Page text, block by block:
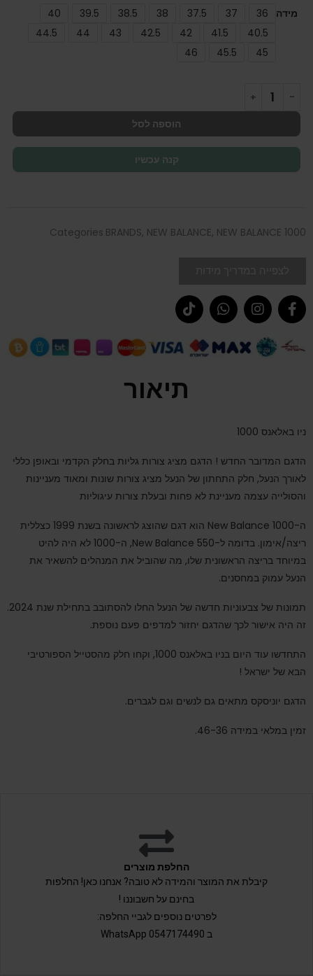
מידה 36
37
37.5
38
38.5
39.5
40
40.5
41.5
42
42.5
43
44
44.5
45
45.5
46
הוספה לסל
קנה עכשיו
Categories BRANDS, NEW BALANCE, NEW BALANCE 1000
תיאור
ניו באלאנס 1000
הדגם המדובר החדש ! הדגם מציג צורות גליות בחלק הקדמי ובאופן כללי
לאורך הנעל, חלק התחתון של הנעל מציג צורות שונות ומאוד מעניינות
והסולייה עצמה מעניינת לא פחות ובעלת צורות עיגוליות
ה-New Balance 1000 הוא דגם שהוצג לראשונה בשנת 1999 כצללית
ריצה/אימון. בדומה ל-New Balance 550, ה-1000 לא היה להיט
במיוחד בריצה הראשונית שלו, מה שהוביל את המנהלים להשאיר את
הנעל עמוק במחסנים.
תמונות של צבעוניות חדשה של הנעל החלו להסתובב בתחילת שנת 2024.
זה היה אישור לכך שהדגם יחזור למדפים פעם נוספת.
התחדשו עוד היום בניו באלאנס 1000, וקחו חלק מהסטייל הספורטיבי
הבא של ישראל !
הדגם יוניסקס מתאים גם לנשים וגם לגברים.
זמין במלאי במידה 46-36.
החלפת מוצרים
קיבלת את המוצר והמידה לא טובה? אנחנו כאן! החלפות
בחינם על חשבוננו !
לפרטים נוספים לגביי החלפה:
ב 0547174490 WhatsApp